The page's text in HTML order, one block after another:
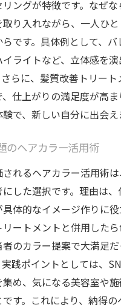
ングが特徴です。なぜ
り入れながら、一人ひ
です。具体例として、バ
ライトなど、立体感を
らに、髪質改善トリー
仕上がりの満足度が高
で、新しい自分に出会え
のヘアカラー活用術
れるヘアカラー活用術
した選択です。理由は
体的なイメージ作りに役
ートメントと併用した
者のカラー提案で大満足
践ポイントとしては、
め、気になる美容室や
です。これにより、納得